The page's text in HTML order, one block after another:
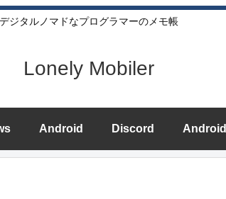
デジタルノマドなプログラマーのメモ帳
Lonely Mobiler
Android Discord